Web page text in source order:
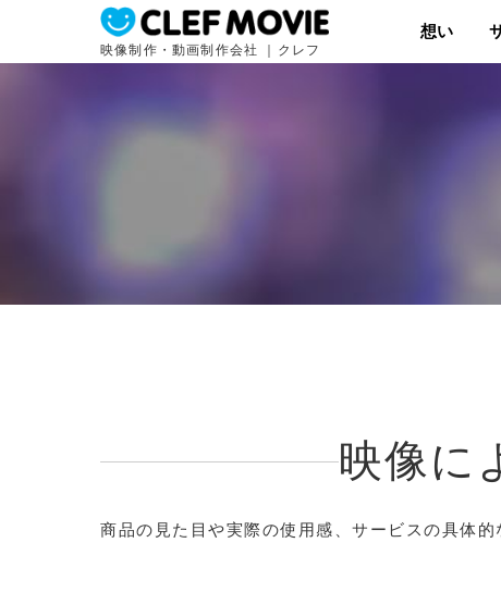
映像制作・動画制作会社 ｜クレフ
想い
映像に
商品の見た目や実際の使用感、サービスの具体的